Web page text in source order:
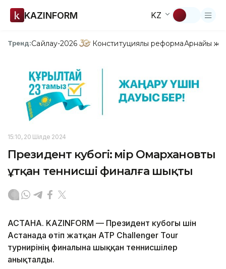
KAZINFORM KZ
Тренд:Сайлау-2026 Конституциялық реформаАрнайы
15:10, 20 Шілде 2024
Президент кубогі: Әмір Омархановты
ұтқан теннисші финалға шықты
АСТАНА. KAZINFORM — Президент кубогы үшін
Астанада өтіп жатқан ATP Challenger Tour
турнирінің финалына шыққан теннисшілер
анықталды.